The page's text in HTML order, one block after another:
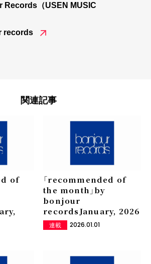
Records（USEN MUSIC
records
関連記事
of
「recommended of
the month」by
bonjour
records――January, 2026
連載 2026.01.01